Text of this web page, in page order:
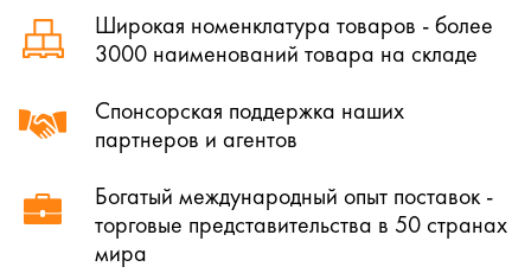
Широкая номенклатура товаров - более
3000 наименований товара на складе
Спонсорская поддержка наших
партнеров и агентов
Богатый международный опыт поставок -
торговые представительства в 50 странах
мира